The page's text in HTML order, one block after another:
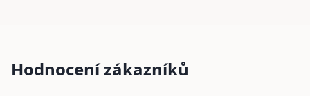
Hodnocení zákazníků